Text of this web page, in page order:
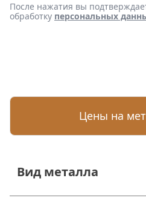
После нажатия вы
обработку персональных
Цены на
Вид металла